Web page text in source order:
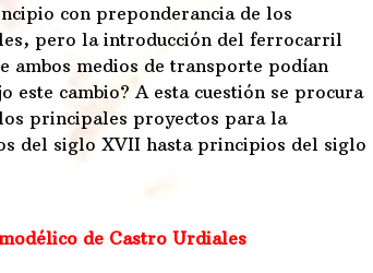
con preponderancia de los
pero la introducción del ferrocarril
ambos medios de transporte podían
este cambio? A esta cuestión se procura
principales proyectos para la
del siglo XVII hasta principios del siglo
de Castro Urdiales